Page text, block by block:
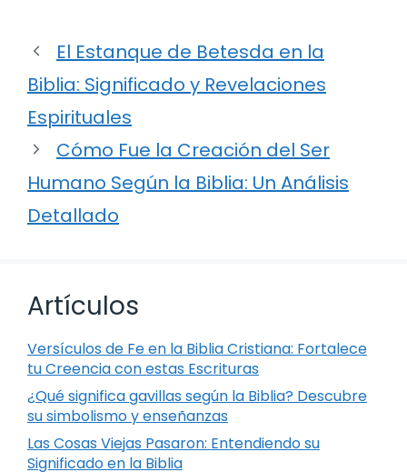
El Estanque de Betesda en la
Biblia: Significado y Revelaciones
Espirituales
Cómo Fue la Creación del Ser
Humano Según la Biblia: Un Análisis
Detallado
Artículos
Versículos de Fe en la Biblia Cristiana: Fortalece
tu Creencia con estas Escrituras
¿Qué significa gavillas según la Biblia? Descubre
su simbolismo y enseñanzas
Las Cosas Viejas Pasaron: Entendiendo su
Significado en la Biblia